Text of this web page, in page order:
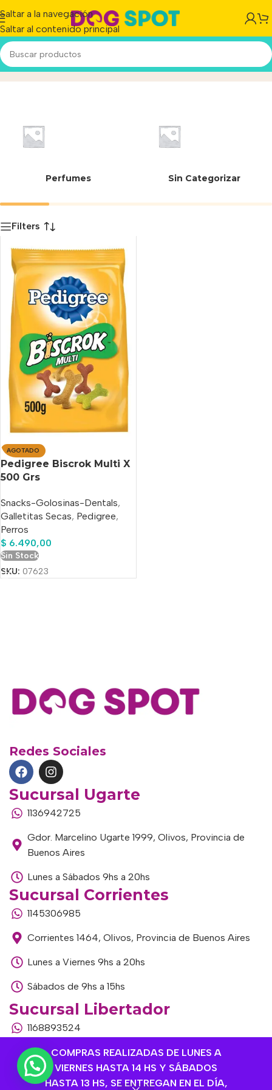
COMPRAS REALIZADAS DE LUNES A
VIERNES HASTA 14 HS Y SÁBADOS
HASTA 13 HS, SE ENTREGAN EN EL DÍA,
Saltar a la navegación
Saltar al contenido principal
7797453971881Inicio/Producto
Perfumes Sin Categorizar
Filters
AGOTADO
Pedigree Biscrok Multi X
500 Grs
Snacks-Golosinas-Dentals,
Galletitas Secas, Pedigree,
Perros
$ 6.490,00
Sin Stock
SKU: 07623
Redes Sociales
Sucursal Ugarte
1136942725
Gdor. Marcelino Ugarte 1999, Olivos, Provincia de
Buenos Aires
Lunes a Sábados 9hs a 20hs
Sucursal Corrientes
1145306985
Corrientes 1464, Olivos, Provincia de Buenos Aires
Lunes a Viernes 9hs a 20hs
Sábados de 9hs a 15hs
Sucursal Libertador
1168893524
Av. del Libertador 1915, Vte. López, Provincia de
Buenos Aires